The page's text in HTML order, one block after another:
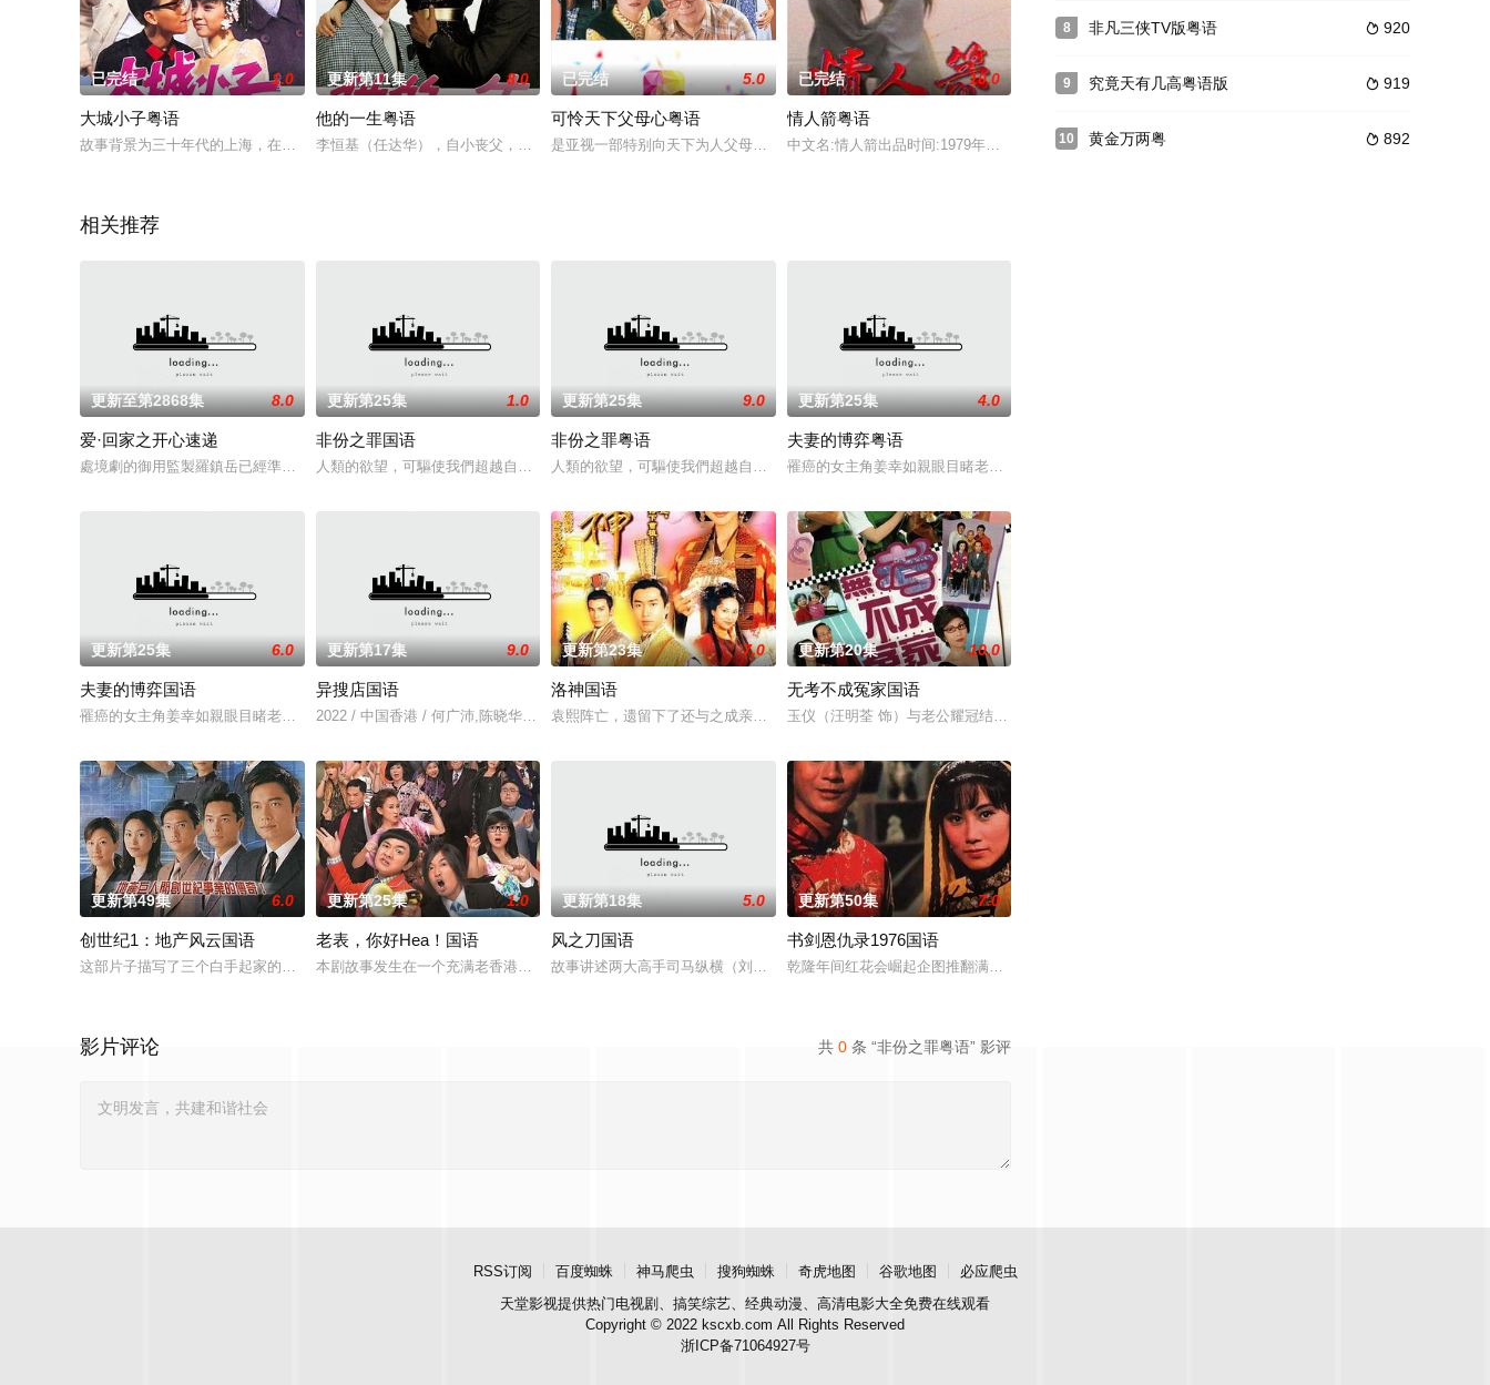
已完结 1.0
大城小子粤语
故事背景为三十年代的上海，在这个当时著名的冒险家乐园内，面包铺夥计陈华（邓浩光饰）先後邂逅马荣（林立洋饰）及王家明（王
更新第11集 8.0
他的一生粤语
李恒基（任达华），自小丧父，生长于渔村，与少女采云（周秀兰）青梅竹马。偶然机会，结识富家子郭英年（林嘉华），彼此一见如
已完结 5.0
可怜天下父母心粤语
是亚视一部特别向天下为人父母者致敬的家庭伦理写实剧。通过剧中一对父母对子女相继误入歧途，所表现出的痛心、包容和宽恕，最
已完结 10.0
情人箭粤语
中文名:情人箭出品时间:1979年出品公司:香港丽的电视制片地区:香港首播时间:1979年5月导演:李惠民、范秀
相关推荐
更新至第2868集 8.0
爱·回家之开心速递
處境劇的御用監製羅鎮岳已經準備開拍新一套處境劇，暫定叫《愛．回家之開心速遞》，「過往的處境劇都是以家庭為主，今次當然不
更新第25集 1.0
非份之罪国语
人類的欲望，可驅使我們超越自我，然而，當欲望失控，過份貪圖金錢與權勢、追求不屬於自己的愛，非份之想被無限放大，一不經意
更新第25集 9.0
非份之罪粤语
人類的欲望，可驅使我們超越自我，然而，當欲望失控，過份貪圖金錢與權勢、追求不屬於自己的愛，非份之想被無限放大，一不經意
更新第25集 4.0
夫妻的博弈粤语
罹癌的女主角姜幸如親眼目睹老公和她唯一的閨蜜的姦情，慘遭兩人狠下毒手。坎坷的她竟然「死而復生」，
更新第25集 6.0
夫妻的博弈国语
罹癌的女主角姜幸如親眼目睹老公和她唯一的閨蜜的姦情，慘遭兩人狠下毒手。坎坷的她竟然「死而復生」，奇迹地回到五年前⋯獲得
更新第17集 9.0
异搜店国语
2022 / 中国香港 / 何广沛,陈晓华,吴业坤,曹永廉,林漪娸,麦秋成,李成昌,黎燕珊,杨玉梅,郑启泰,于洋,甄咏珊,李君妍,陈嘉辉,李启杰
更新第23集 7.0
洛神国语
袁熙阵亡，遗留下了还与之成亲的甄宓（蔡少芬 饰），意外为曹植（马浚伟 饰）救于曹丕（陈豪 饰）的剑下。甄宓是出了名的才
更新第20集 10.0
无考不成冤家国语
玉仪（汪明荃 饰）与老公耀冠结婚多年，育有三个儿子：天泽（莫家尧 饰）、天恩（马德钟 饰）和天平（黄
更新第49集 6.0
创世纪1：地产风云国语
这部片子描写了三个白手起家的好兄弟的创业故事和其中的恩怨情仇。荣添（罗嘉良 饰）、志强（郭晋安 饰）和文彪（陈锦鸿 饰
更新第25集 1.0
老表，你好Hea！国语
本剧故事发生在一个充满老香港风味的场景，以喜剧形式展现左邻右里间的嬉笑怒骂，从而体现出香港社会的冷暖唏嘘。《老表，你好
更新第18集 5.0
风之刀国语
故事讲述两大高手司马纵横（刘江）与洪震（罗乐林）决战，横打败震，废其武功，将他送往无我岛教化。皇极神算姚康节算出横必会
更新第50集 7.0
书剑恩仇录1976国语
乾隆年间红花会崛起企图推翻满清统治红花会总航主于万亭偷入禁宫告以乾隆（郑少秋）本乃汉人之身世乾隆
共 0 条 “非份之罪粤语” 影评
影片评论
8  920
非凡三侠TV版粤语
9  919
究竟天有几高粤语版
10  892
黄金万两粤
RSS订阅 百度蜘蛛 神马爬虫 搜狗蜘蛛 奇虎地图 谷歌地图
必应爬虫
天堂影视提供热门电视剧、搞笑综艺、经典动漫、高清电影大全免费在线观看
Copyright © 2022 kscxb.com All Rights Reserved
浙ICP备71064927号